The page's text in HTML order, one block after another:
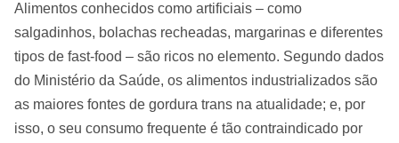
Alimentos conhecidos como artificiais – como
salgadinhos, bolachas recheadas, margarinas e diferentes
tipos de fast-food – são ricos no elemento. Segundo dados
do Ministério da Saúde, os alimentos industrializados são
as maiores fontes de gordura trans na atualidade; e, por
isso, o seu consumo frequente é tão contraindicado por